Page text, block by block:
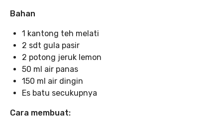
Bahan
1 kantong teh melati
2 sdt gula pasir
2 potong jeruk lemon
50 ml air panas
150 ml air dingin
Es batu secukupnya
Cara membuat: